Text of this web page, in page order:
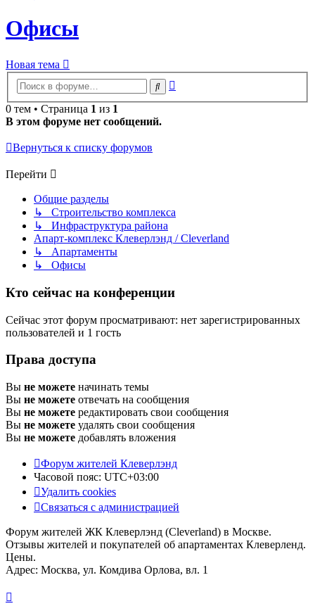
Офисы
Новая тема
Поиск
0 тем • Страница 1 из 1
В этом форуме нет сообщений.
Вернуться к списку форумов
Перейти
Общие разделы
↳ Строительство комплекса
↳ Инфраструктура района
Апарт-комплекс Клеверлэнд / Cleverland
↳ Апартаменты
↳ Офисы
Кто сейчас на конференции
Сейчас этот форум просматривают: нет зарегистрированных
пользователей и 1 гость
Права доступа
Вы не можете начинать темы
Вы не можете отвечать на сообщения
Вы не можете редактировать свои сообщения
Вы не можете удалять свои сообщения
Вы не можете добавлять вложения
Форум жителей Клеверлэнд
Часовой пояс: UTC+03:00
Удалить cookies
Связаться с администрацией
Форум жителей ЖК Клеверлэнд (Cleverland) в Москве.
Отзывы жителей и покупателей об апартаментах Клеверленд.
Цены.
Адрес: Москва, ул. Комдива Орлова, вл. 1